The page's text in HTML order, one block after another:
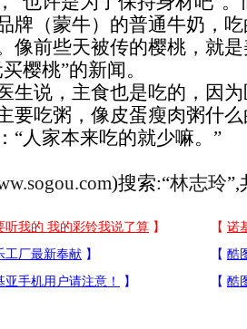
牌（蒙牛）的普通牛奶，
像前些天被传的樱桃，就
樱桃”的新闻。
说，主食也是吃的，因为
要吃粥，像皮蛋瘦肉粥什
“人家本来吃的就少嘛。”
)搜索:“林志玲”,